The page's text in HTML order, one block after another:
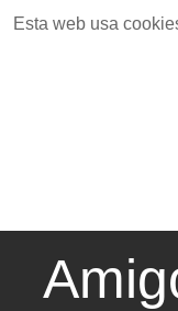
Esta web usa